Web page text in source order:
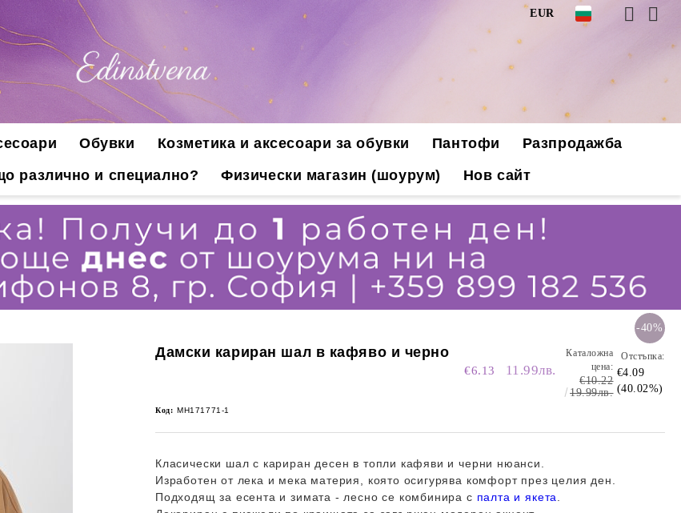
EUR
Обувки Козметика и аксесоари за обувки Пантофи
Разпродажба
различно и специално? Физически магазин (шоурум) Нов сайт
Дамски кариран шал в кафяво и черно
-40%
€6.13 11.99лв.
Каталожна
цена:
€10.22
19.99лв.
Отстъпка:
€4.09
(40.02%)
Код: MH171771-1
Класически шал с кариран десен в топли кафяви и черни нюанси.
Изработен от лека и мека материя, която осигурява комфорт през целия ден.
Подходящ за есента и зимата - лесно се комбинира с палта и якета